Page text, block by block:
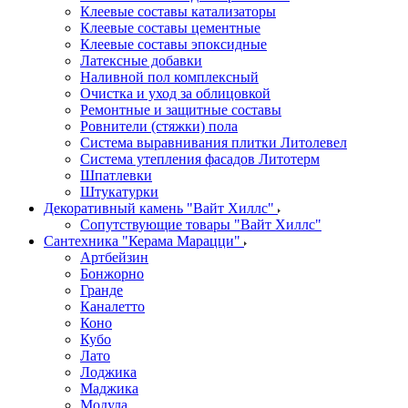
Клеевые составы катализаторы
Клеевые составы цементные
Клеевые составы эпоксидные
Латексные добавки
Наливной пол комплексный
Очистка и уход за облицовкой
Ремонтные и защитные составы
Ровнители (стяжки) пола
Система выравнивания плитки Литолевел
Система утепления фасадов Литотерм
Шпатлевки
Штукатурки
Декоративный камень "Вайт Хиллс"
Сопутствующие товары "Вайт Хиллс"
Сантехника "Керама Марацци"
Артбейзин
Бонжорно
Гранде
Каналетто
Коно
Кубо
Лато
Лоджика
Маджика
Модула